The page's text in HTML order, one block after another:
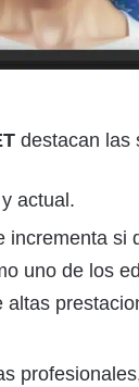
destacan las
actual.
si
uno de los